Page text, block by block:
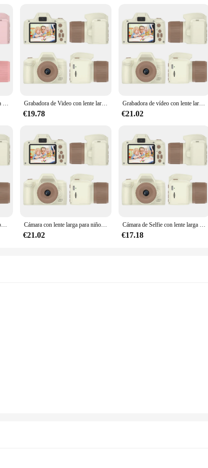
Cámara de Selfie con lente larga para niños, pantalla IPS de 4000 pulgadas, 2,4 W, píxeles, para 6, 7, 8, 9 y 10 años Grabadora de Video con lente larga para niños, pantalla IPS de 2,4 pulgadas, cámara para niños, regalos de Festival de cumpleaños para niños y niñas de 6, 7, 8, 9 y 10 años
€19.78
Grabadora de vídeo con lente larga para niños, pantalla IPS de 1080 pulgadas, 2,4 P, HD, cámara para niños pequeños de 6, 7, 8, 9 y 10 años
€21.02
Cámara Digital con lente larga para niños y niñas, juguete con pantalla IPS de 4000 pulgadas, 2,4 W, píxeles, para 6, 7, 8, 9 y 10 años Cámara con lente larga para niños, pantalla IPS de 1080 pulgadas, 2,4 P, HD, 4000W, píxeles, Festival de regalo de cumpleaños para 6, 7, 8, 9 y 10 años
€21.02
Cámara de Selfie con lente larga para niños, pantalla IPS de 4000 pulgadas, 2,4 W, píxeles, para 6, 7, 8, 9 y 10 años
€17.18